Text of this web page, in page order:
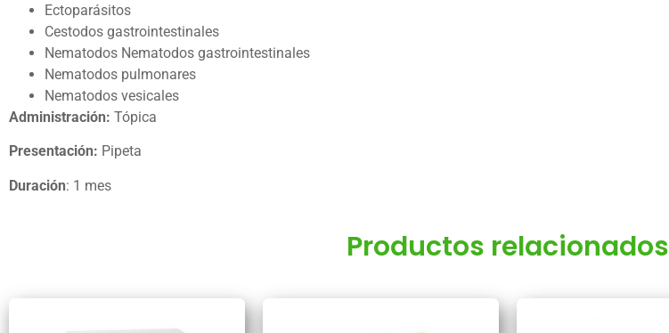
Ectoparásitos
Cestodos gastrointestinales
Nematodos Nematodos gastrointestinales
Nematodos pulmonares
Nematodos vesicales
Administración: Tópica
Presentación: Pipeta
Duración: 1 mes
Productos relacionados